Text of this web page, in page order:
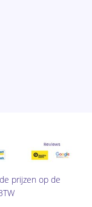
€ 0,00
Afrekenen
prijzen op de